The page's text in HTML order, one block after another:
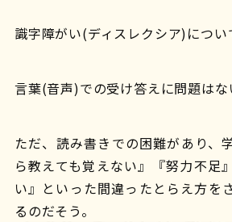
識字障がい(ディスレクシア)につい
言葉(音声)での受け答えに問題はな
ただ、読み書きでの困難があり、
ら教えても覚えない』『努力不足
い』といった間違ったとらえ方を
るのだそう。